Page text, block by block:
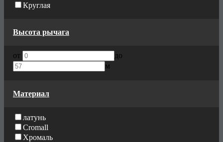
Круглая
Высота рычага
от
до
м
Материал
латунь
Cromall
Хромаль